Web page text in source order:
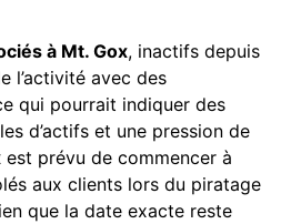
à Mt. Gox, inactifs depuis
l’activité avec des
qui pourrait indiquer des
d’actifs et une pression de
est prévu de commencer à
aux clients lors du piratage
que la date exacte reste